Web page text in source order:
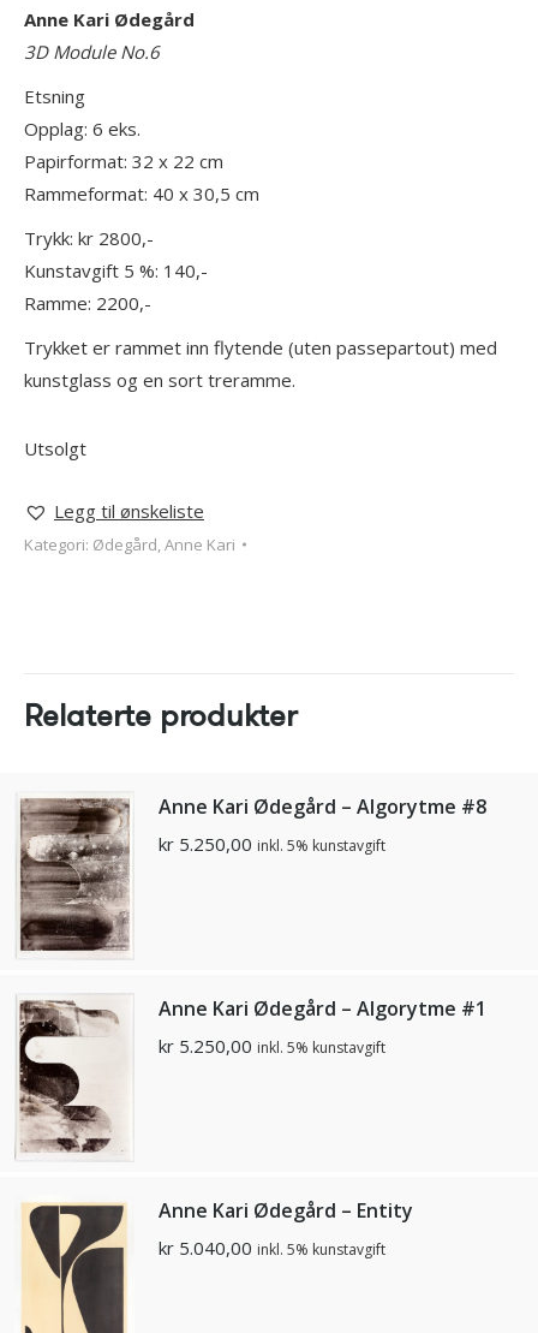
Anne Kari Ødegård
3D Module No.6
Etsning
Opplag: 6 eks.
Papirformat: 32 x 22 cm
Rammeformat: 40 x 30,5 cm
Trykk: kr 2800,-
Kunstavgift 5 %: 140,-
Ramme: 2200,-
Trykket er rammet inn flytende (uten passepartout) med
kunstglass og en sort treramme.
Utsolgt
Legg til ønskeliste
Kategori: Ødegård, Anne Kari
Relaterte produkter
Anne Kari Ødegård – Algorytme #8
kr 5.250,00 inkl. 5% kunstavgift
Anne Kari Ødegård – Algorytme #1
kr 5.250,00 inkl. 5% kunstavgift
Anne Kari Ødegård – Entity
kr 5.040,00 inkl. 5% kunstavgift